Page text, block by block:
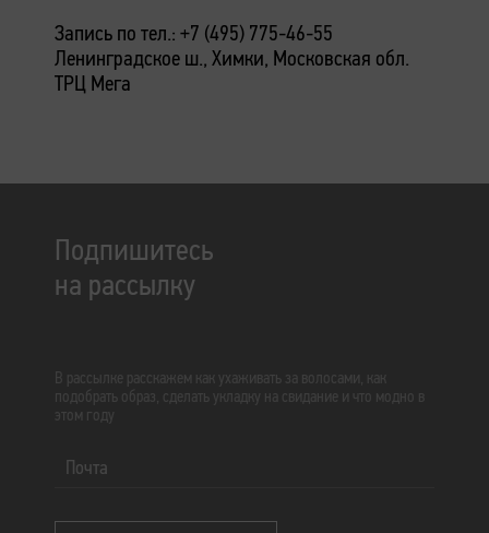
Запись по тел.: +7 (495) 775-46-55
Ленинградское ш., Химки, Московская обл.
ТРЦ Мега
Подпишитесь
на рассылку
В рассылке расскажем как ухаживать за волосами, как
подобрать образ, сделать укладку на свидание и что модно в
этом году
Почта